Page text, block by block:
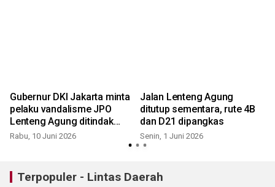
Gubernur DKI Jakarta minta
pelaku vandalisme JPO
Lenteng Agung ditindak
tegas
Rabu, 10 Juni 2026
Jalan Lenteng Agung
ditutup sementara, rute 4B
dan D21 dipangkas
Senin, 1 Juni 2026
Terpopuler - Lintas Daerah